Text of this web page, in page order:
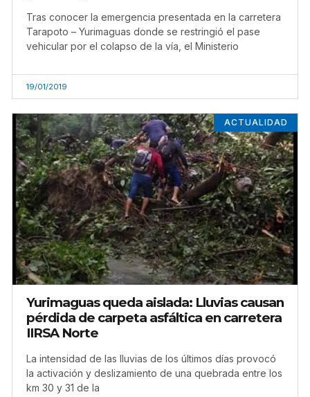
Tras conocer la emergencia presentada en la carretera
Tarapoto – Yurimaguas donde se restringió el pase
vehicular por el colapso de la vía, el Ministerio
19/01/2019
ACTUALIDAD
Yurimaguas queda aislada: Lluvias causan
pérdida de carpeta asfáltica en carretera
IIRSA Norte
La intensidad de las lluvias de los últimos días provocó
la activación y deslizamiento de una quebrada entre los
km 30 y 31 de la